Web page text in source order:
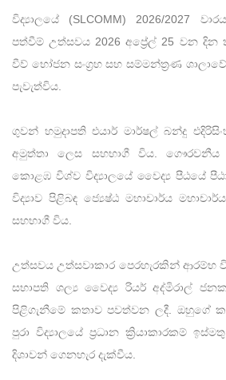
විද්‍යාලයේ (SLCOMM) 2026/2027
පත්වීම් උත්සවය 2026 අප්‍රේල් 25 වන
වීව් භෝජන සංග්‍රහ සහ සම්මන්ත්‍රණ
පැවැත්විය.
ගුවන් හමුදාපති එයාර් මාර්ෂල් බන්දු
අමුත්තා ලෙස සහභාගී විය. ගෞරවනීය
කොළඹ විශ්ව විද්‍යාලයේ වෛද්‍ය පීඨයේ
විද්‍යාව පිළිබඳ ජ්‍යෙෂ්ඨ මහාචාර්ය
සහභාගී විය.
උත්සවය උත්සවාකාර පෙරහැරකින්
සභාපති ශල්‍ය වෛද්‍ය රියර් අද්මිරාල්
පිළිගැනීමේ කතාව පවත්වන ලදී. ඔහුගේ
පුරා විද්‍යාලයේ ප්‍රධාන ක්‍රියාකාරකම්
දිශාවන් ගෙනහැර දැක්වීය.